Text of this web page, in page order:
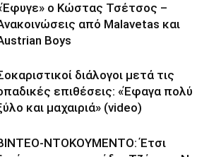
ο Κώστας Τσέτσος –
από Malavetas και
Boys
διάλογοι μετά τις
επιθέσεις: «Έφαγα πολύ
και μαχαιριά» (video)
ΝΤΟΚΟΥΜΕΝΤΟ: Έτσι